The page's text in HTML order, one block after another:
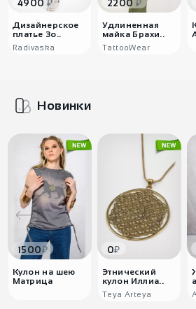
4900 ₽
Дизайнерское
платье Зо..
Radivaska
2200 ₽
Удлиненная
майка Брахи..
TattooWear
Новинки
1500₽
Кулон на шею
Матрица
0₽
Этнический
кулон Иллиа..
Teya Arteya